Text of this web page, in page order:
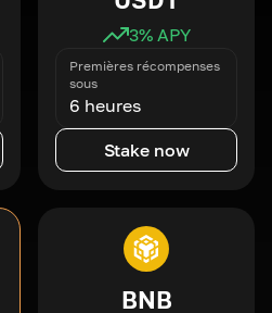
3% APY
Premières récompenses
sous
6 heures
Stake now
BNB